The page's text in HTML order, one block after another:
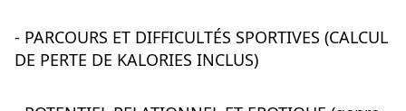
- PARCOURS ET DIFFICULTÉS SPORTIVES (CALCUL
DE PERTE DE KALORIES INCLUS)